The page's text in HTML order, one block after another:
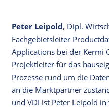
Peter Leipold, Dipl.
Fachgebietsleiter
Applications bei der Kermi
Projektleiter für das
Prozesse rund um die
an die Marktpartner
und VDI ist Peter Leipold